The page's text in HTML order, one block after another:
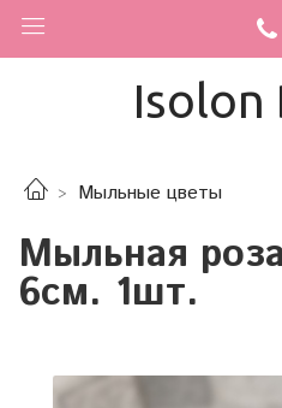
Isolon
Мыльные цветы
Мыльная
6см. 1шт.